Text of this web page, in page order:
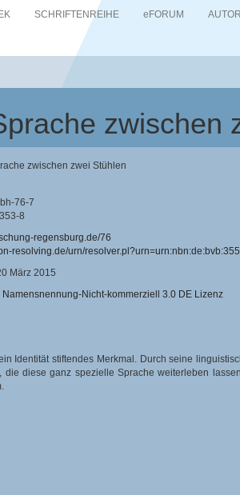
SCHRIFTENREIHE eFORUM
zwischen
zwischen zwei Stühlen
76-7
8
regensburg.de/76
resolving.de/urn/
März 2015
Nicht-kommerziell 3.0 DE Lizenz
Identität stiftendes Merkmal. Durch seine
diese ganz spezielle Sprache weiterleben